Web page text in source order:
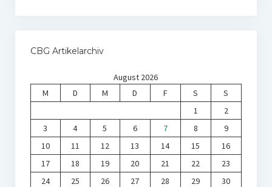
CBG Artikelarchiv
August 2026
M
D M D F S
S
1
2
3
4 5 6 7 8
9
10
11 12 13 14 15
16
17
18 19 20 21 22
23
24
25 26 27 28 29 30